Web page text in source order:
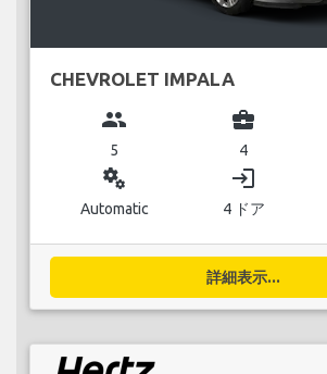
CHEVROLET IMPALA
group
5
business_center
4
miscellaneous_services
Automatic
login
4 ドア
詳細表示...